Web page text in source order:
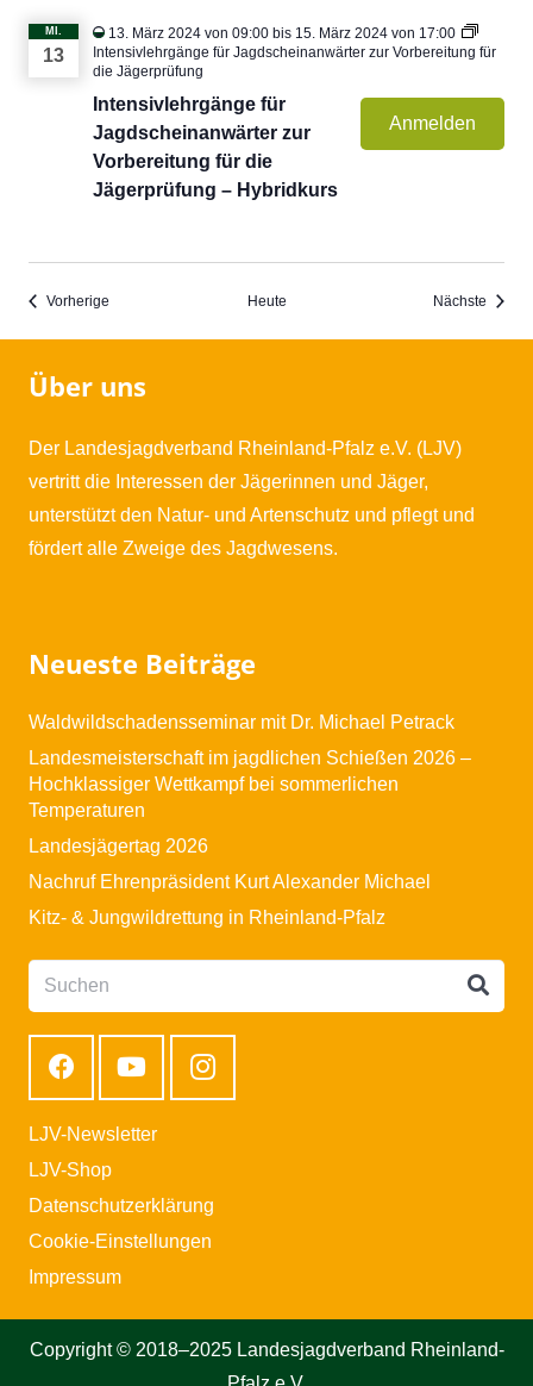
MI.
13
13. März 2024 von 09:00 bis 15. März 2024 von 17:00
Intensivlehrgänge für Jagdscheinanwärter zur Vorbereitung für
die Jägerprüfung
Intensivlehrgänge für
Jagdscheinanwärter zur
Vorbereitung für die
Jägerprüfung – Hybridkurs
Anmelden
Vorherige Heute Nächste
Über uns
Der Landesjagdverband Rheinland-Pfalz e.V. (LJV)
vertritt die Interessen der Jägerinnen und Jäger,
unterstützt den Natur- und Artenschutz und pflegt und
fördert alle Zweige des Jagdwesens.
Neueste Beiträge
Waldwildschadensseminar mit Dr. Michael Petrack
Landesmeisterschaft im jagdlichen Schießen 2026 –
Hochklassiger Wettkampf bei sommerlichen
Temperaturen
Landesjägertag 2026
Nachruf Ehrenpräsident Kurt Alexander Michael
Kitz- & Jungwildrettung in Rheinland-Pfalz
LJV-Newsletter
LJV-Shop
Datenschutzerklärung
Cookie-Einstellungen
Impressum
Copyright © 2018–2025 Landesjagdverband Rheinland-